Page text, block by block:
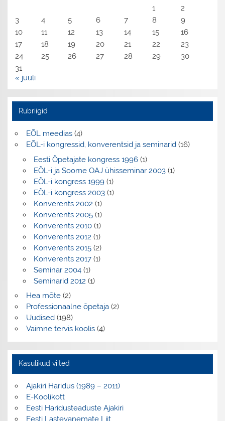
1
2
3
4 5 6 7 8
9
10
11 12 13 14 15
16
17
18 19 20 21 22
23
24
25 26 27 28 29
30
31
« juuli
Rubriigid
EÕL meedias(4)
EÕL-i kongressid, konverentsid ja seminarid(16)
Eesti Õpetajate kongress 1996(1)
EÕL-i ja Soome OAJ ühisseminar 2003(1)
EÕL-i kongress 1999(1)
EÕL-i kongress 2003(1)
Konverents 2002 (1)
Konverents 2005(1)
Konverents 2010(1)
Konverents 2012 (1)
Konverents 2015(2)
Konverents 2017(1)
Seminar 2004(1)
Seminarid 2012 (1)
Hea mõte(2)
Professionaalne õpetaja(2)
Uudised(198)
Vaimne tervis koolis(4)
Kasulikud viited
Ajakiri Haridus (1989 – 2011)
E-Koolikott
Eesti Haridusteaduste Ajakiri
Eesti Lastevanemate Liit